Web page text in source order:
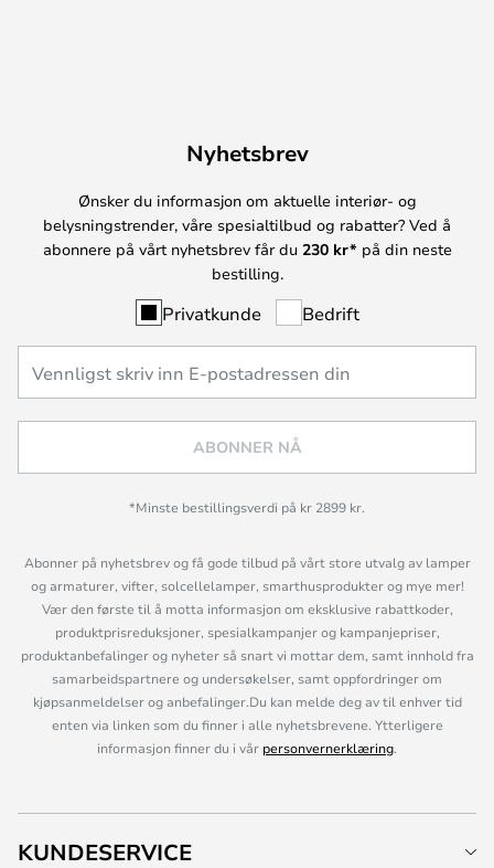
Nyhetsbrev
Ønsker du informasjon om aktuelle interiør- og
belysningstrender, våre spesialtilbud og rabatter? Ved å
abonnere på vårt nyhetsbrev får du 230 kr* på din neste
bestilling.
Privatkunde Bedrift
ABONNER NÅ
*Minste bestillingsverdi på kr 2899 kr.
Abonner på nyhetsbrev og få gode tilbud på vårt store utvalg av lamper
og armaturer, vifter, solcellelamper, smarthusprodukter og mye mer!
Vær den første til å motta informasjon om eksklusive rabattkoder,
produktprisreduksjoner, spesialkampanjer og kampanjepriser,
produktanbefalinger og nyheter så snart vi mottar dem, samt innhold fra
samarbeidspartnere og undersøkelser, samt oppfordringer om
kjøpsanmeldelser og anbefalinger.Du kan melde deg av til enhver tid
enten via linken som du finner i alle nyhetsbrevene. Ytterligere
informasjon finner du i vår personvernerklæring.
KUNDESERVICE